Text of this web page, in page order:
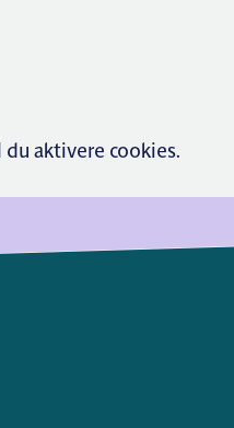
aktivere cookies.